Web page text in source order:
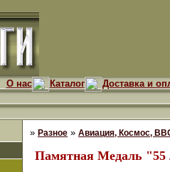
О нас Каталог Доставка и
» Разное » Авиация, Космос,
Памятная Медаль "55